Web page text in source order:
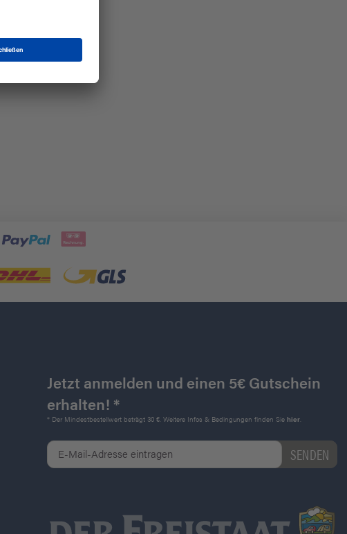
Jetzt anmelden und einen 5€ Gutschein
erhalten! *
* Der Mindestbestellwert beträgt 30 €. Weitere Infos & Bedingungen finden Sie hier.